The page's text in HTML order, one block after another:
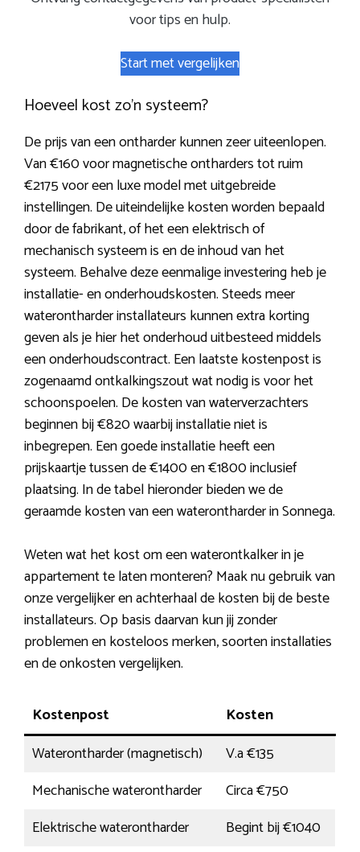
voor tips en hulp.
Start met vergelijken
Hoeveel kost zo’n systeem?
De prijs van een ontharder kunnen zeer uiteenlopen.
Van €160 voor magnetische ontharders tot ruim
€2175 voor een luxe model met uitgebreide
instellingen. De uiteindelijke kosten worden bepaald
door de fabrikant, of het een elektrisch of
mechanisch systeem is en de inhoud van het
systeem. Behalve deze eenmalige investering heb je
installatie- en onderhoudskosten. Steeds meer
waterontharder installateurs kunnen extra korting
geven als je hier het onderhoud uitbesteed middels
een onderhoudscontract. Een laatste kostenpost is
zogenaamd ontkalkingszout wat nodig is voor het
schoonspoelen. De kosten van waterverzachters
beginnen bij €820 waarbij installatie niet is
inbegrepen. Een goede installatie heeft een
prijskaartje tussen de €1400 en €1800 inclusief
plaatsing. In de tabel hieronder bieden we de
geraamde kosten van een waterontharder in Sonnega.
Weten wat het kost om een waterontkalker in je
appartement te laten monteren? Maak nu gebruik van
onze vergelijker en achterhaal de kosten bij de beste
installateurs. Op basis daarvan kun jij zonder
problemen en kosteloos merken, soorten installaties
en de onkosten vergelijken.
Kostenpost
Kosten
Waterontharder (magnetisch)
V.a €135
Mechanische waterontharder
Circa €750
Elektrische waterontharder
Begint bij €1040